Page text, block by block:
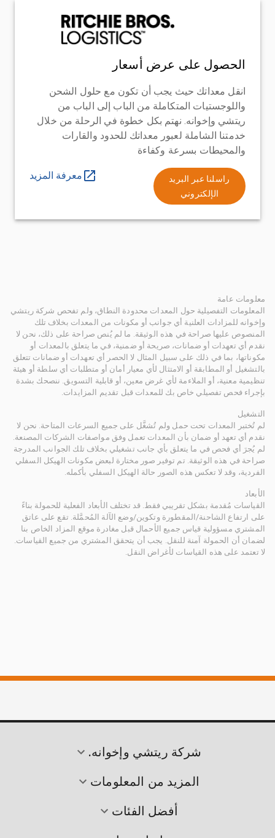
الحصول على عرض أسعار
انقل معداتك حيث يجب أن تكون مع حلول الشحن
واللوجستيات المتكاملة من الباب إلى الباب من
ريتشي وإخوانه. نهتم بكل خطوة في الرحلة من خلال
خدمتنا الشاملة لعبور معداتك للحدود والقارات
والمحيطات بسرعة وكفاءة
راسلنا عبر البريد
الإلكتروني
معرفة المزيد
معلومات عامة
المعلومات التفصيلية حول المعدات محدودة النطاق، ولم تفحص شركة ريتشي
وإخوانه للمزادات العلنية أي جوانب أو مكونات من المعدات بخلاف تلك
المنصوص عليها صراحة في هذه الوثيقة. ما لم يُنص صراحة على ذلك، نحن لا
نقدم أي تعهدات أو ضمانات، صريحة أو ضمنية، في ما يتعلق بالمعدات أو
مكوناتها، بما في ذلك على سبيل المثال لا الحصر أي تعهدات أو ضمانات تتعلق
بالتشغيل أو المطابقة أو الامتثال لأي معيار أمان أو متطلبات أي سلطة أو هيئة
تنظيمية معنية، أو الملاءمة لأي غرض معين، أو قابلية التسويق. ننصحك بشدة
بإجراء فحص تفصيلي خاص بك للمعدات قبل تقديم المزايدات.
التشغيل
لم تُختبر المعدات تحت حمل ولم تُشغَّل على جميع السرعات المتاحة. نحن لا
نقدم أي تعهد أو ضمان بأن المعدات تعمل وفق مواصفات الشركات المصنعة.
لم يُجرَ أي فحص في ما يتعلق بأي جانب تشغيلي بخلاف تلك الجوانب المدرجة
صراحة في هذه الوثيقة. تم توفير صور مختارة لبعض مكونات الهيكل السفلي
الفردية، وقد لا تعكس هذه الصور حالة الهيكل السفلي بأكمله.
الأبعاد
القياسات مُقدمة بشكل تقريبي فقط. قد تختلف الأبعاد الفعلية للحمولة بناءً
على ارتفاع الشاحنة/المقطورة وتكوين/وضع الآلة المُحمَّلة. تقع على عاتق
المشتري مسؤولية قياس جميع الأحمال قبل مغادرة موقع المزاد الخاص بنا
لضمان أن الحمولة آمنة للنقل. يجب أن يتحقق المشتري من جميع القياسات.
لا تعتمد على هذه القياسات لأغراض النقل.
شركة ريتشي وإخوانه.
المزيد من المعلومات
أفضل الفئات